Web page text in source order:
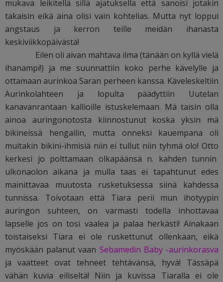
mukava leikitellä sillä ajatuksella että sanoisi jotakin
takaisin eikä aina olisi vain kohtelias. Mutta nyt loppui
angstaus ja kerron teille meidän ihanasta
keskiviikkopäivästä!
Eilen oli aivan mahtava ilma (tänään on kyllä vielä
ihanampi!) ja me suunnattiin koko perhe kävelylle ja
ottamaan aurinkoa Saran perheen kanssa. Käveleskeltiin
Aurinkolahteen ja lopulta päädyttiin Uutelan
kanavanrantaan kallioille istuskelemaan. Mä taisin olla
ainoa auringonotosta kiinnostunut koska yksin mä
bikineissä hengailin, mutta onneksi kauempana oli
muitakin bikini-ihmisiä niin ei tullut niin tyhmä olo! Otto
kerkesi jo polttamaan olkapäänsä n. kahden tunnin
ulkonaolon aikana ja mulla taas ei tapahtunut edes
mainittavaa muutosta rusketuksessa siinä kahdessa
tunnissa. Toivotaan että Tiara perii mun ihotyypin
auringon suhteen, on varmasti todella inhottavaa
lapselle jos on tosi vaalea ja palaa herkästi! Ainakaan
toistaiseksi Tiara ei ole ruskettunut ollenkaan, eikä
myöskään palanut vaan Sebamedin Baby -aurinkorasva
ja vaatteet ovat tehneet tehtävänsä, hyvä! Tässäpä
vähän kuvia eiliseltä! Niin ja kuvissa Tiaralla ei ole